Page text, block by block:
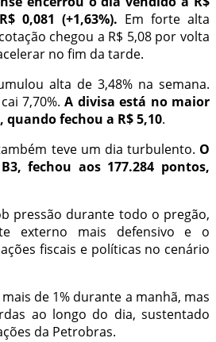
0,081 (+1,63%). Em forte alta
chegou a R$ 5,08 por volta
no fim da tarde.
alta de 3,48% na semana.
7,70%.A divisa está no maior
quando fechou a R$ 5,10.
teve um dia turbulento. O
fechou aos 177.284 pontos,
pressão durante todo o pregão,
externo mais defensivo e o
fiscais e políticas no cenário
de 1% durante a manhã, mas
ao longo do dia, sustentado
da Petrobras.